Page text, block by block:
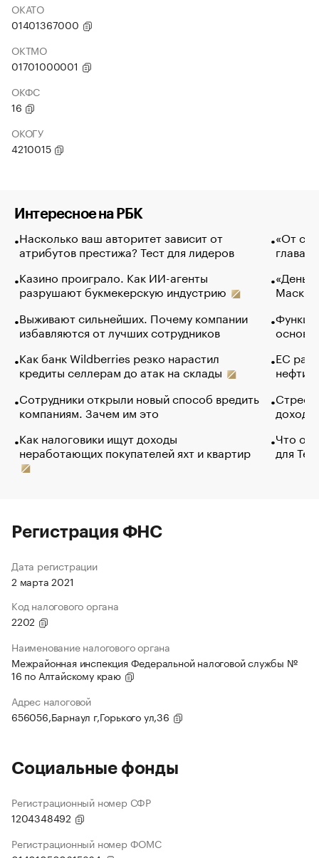
ОКАТО
01401367000
ОКТМО
01701000001
ОКФС
16
ОКОГУ
4210015
Интересное на РБК
Насколько ваш авторитет зависит от
атрибутов престижа? Тест для лидеров
Казино проиграло. Как ИИ-агенты
разрушают букмекерскую индустрию
Выживают сильнейших. Почему компании
избавляются от лучших сотрудников
Как банк Wildberries резко нарастил
кредиты селлерам до атак на склады
Сотрудники открыли новый способ вредить
компаниям. Зачем им это
Как налоговики ищут доходы
неработающих покупателей яхт и квартир
«От
глава
Маск в
основ
ЕС
нефти
Что
для
Регистрация ФНС
Дата регистрации
2 марта 2021
Код налогового органа
2202
Наименование налогового органа
Межрайонная инспекция Федеральной налоговой службы №
16 по Алтайскому краю
Адрес налоговой
656056,Барнаул г,Горького ул,36
Социальные фонды
Регистрационный номер СФР
1204348492
Регистрационный номер ФОМС